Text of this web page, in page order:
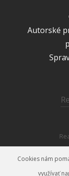
Autorské
Cookies nám
využívať